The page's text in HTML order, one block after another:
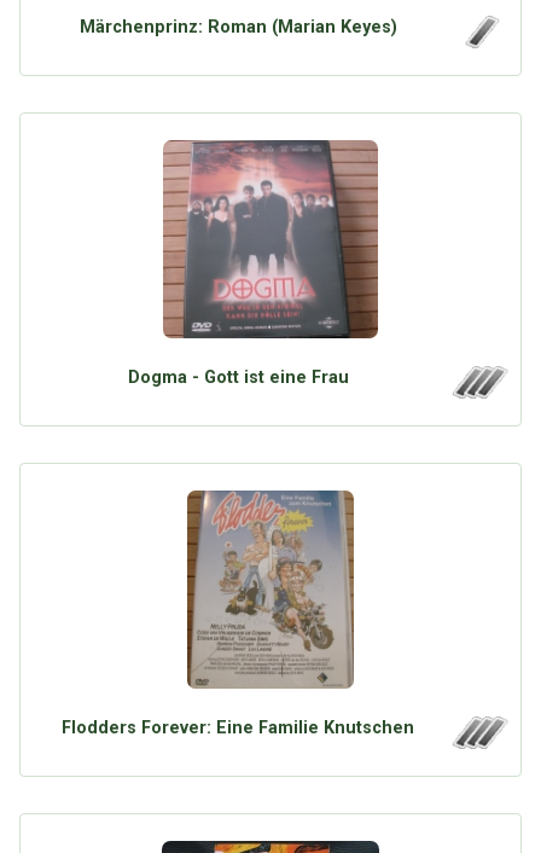
Märchenprinz: Roman (Marian Keyes)
Dogma - Gott ist eine Frau
Flodders Forever: Eine Familie Knutschen